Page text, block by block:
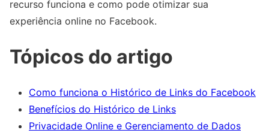
recurso funciona e como pode otimizar sua
experiência online no Facebook.
Tópicos do artigo
Como funciona o Histórico de Links do Facebook
Benefícios do Histórico de Links
Privacidade Online e Gerenciamento de Dados